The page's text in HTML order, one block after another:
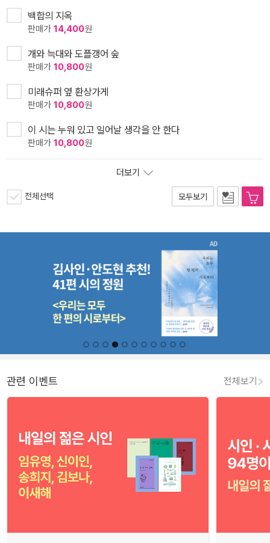
백합의 지옥
판매가 14,400원
개와 늑대와 도플갱어 숲
판매가 10,800원
미래슈퍼 옆 환상가게
판매가 10,800원
이 시는 누워 있고 일어날 생각을 안 한다
판매가 10,800원
더보기
전체선택 모두보기
관련 이벤트 전체보기